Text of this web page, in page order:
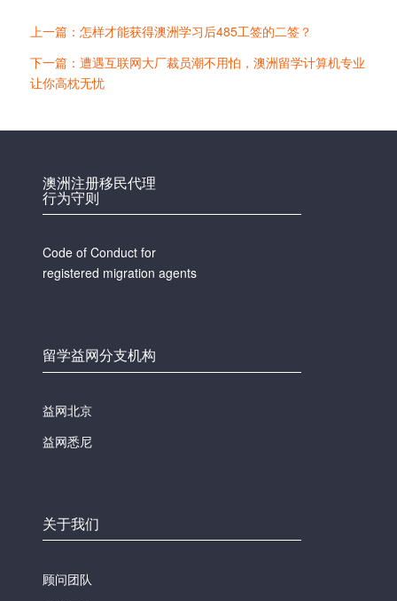
上一篇：怎样才能获得澳洲学习后485工签的二签？
下一篇：遭遇互联网大厂裁员潮不用怕，澳洲留学计算机专业
让你高枕无忧
澳洲注册移民代理
行为守则
Code of Conduct for
registered migration agents
留学益网分支机构
益网北京
益网悉尼
关于我们
顾问团队